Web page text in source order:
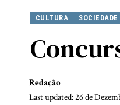
CULTURA SOCIEDADE
Last updated: 26 de
Redação